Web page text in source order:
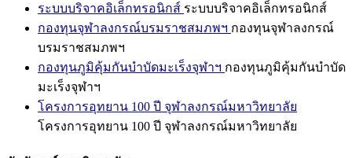
ระบบบริจาคอิเล็กทรอนิกส์ ระบบบริจาคอิเล็กทรอนิกส์
กองทุนจุฬาลงกรณ์บรมราชสมภพฯ กองทุนจุฬาลงกรณ์
บรมราชสมภพฯ
กองทุนภูมิคุ้มกันบำบัดมะเร็งจุฬาฯ กองทุนภูมิคุ้มกันบำบัด
มะเร็งจุฬาฯ
โครงการอุทยาน 100 ปี จุฬาลงกรณ์มหาวิทยาลัย
โครงการอุทยาน 100 ปี จุฬาลงกรณ์มหาวิทยาลัย